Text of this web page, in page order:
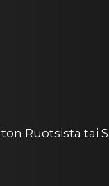
Ruotsista tai